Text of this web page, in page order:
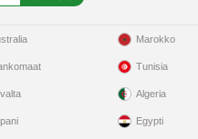
Marokko
Tunisia
Algeria
Egypti